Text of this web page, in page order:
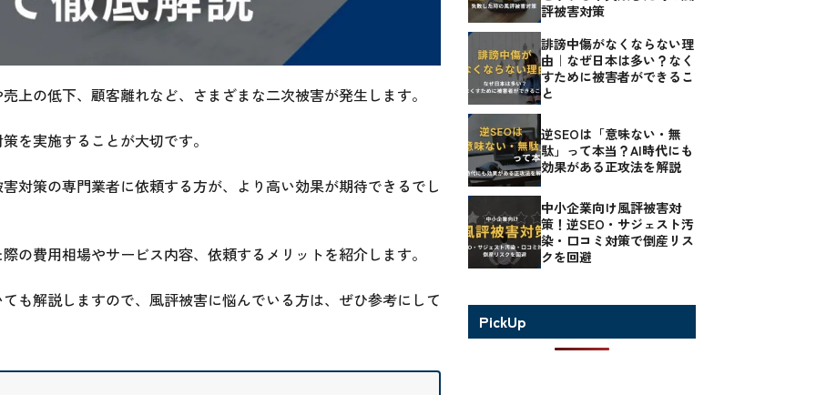
上の低下、顧客離れなど、さまざまな二次被害が発生します。
を実施することが大切です。
対策の専門業者に依頼する方が、より高い効果が期待できるでし
の費用相場やサービス内容、依頼するメリットを紹介します。
も解説しますので、風評被害に悩んでいる方は、ぜひ参考にして
評被害対策
誹謗中傷がなくならない理
由｜なぜ日本は多い？なく
すために被害者ができるこ
と
逆SEOは「意味ない・無
駄」って本当？AI時代にも
効果がある正攻法を解説
中小企業向け風評被害対
策！逆SEO・サジェスト汚
染・口コミ対策で倒産リス
クを回避
PickUp